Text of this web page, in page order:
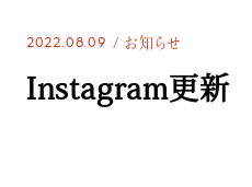
2022.08.09 お知らせ
Instagram更新